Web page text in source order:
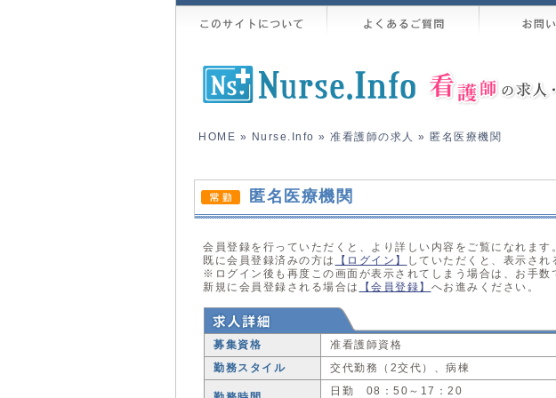
HOME » Nurse.Info » 准看護師の求人 » 匿名医療機関
匿名医療機関
会員登録を行っていただくと、より詳しい内容をご覧になれます。
既に会員登録済みの方は
【ログイン】
していただくと、表示され
※ログイン後も再度この画面が表示されてしまう場合は、お手数
新規に会員登録される場合は
【会員登録】 へお進みください。
募集資格
准看護師資格
勤務スタイル
交代勤務（2交代）、病棟
日勤 08：50～17：20